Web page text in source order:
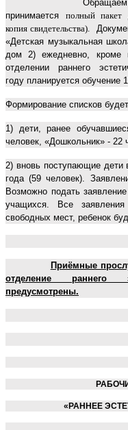
Обращаем ваше
принимается полный пакет
копия свидетельства).
«Детская музыкальная
дом 2) ежедневно, кроме
отделении раннего
году планируется обучение
Формирование списков
1) дети, ранее
человек, «Дошкольник» - 22
2) вновь поступающие дети
года (59 человек).
Возможно подать
учащихся. Все
свободных мест, ребенок
Приёмные
отделение раннего
предусмотрены.
«РАННЕЕ